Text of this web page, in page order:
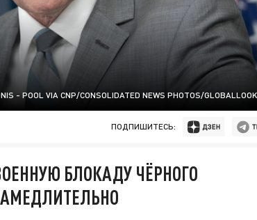
- POOL VIA CNP/CONSOLIDATED NEWS PHOTOS/
ПОДПИШИТЕСЬ:
БЛОКАДУ ЧЁРНОГО